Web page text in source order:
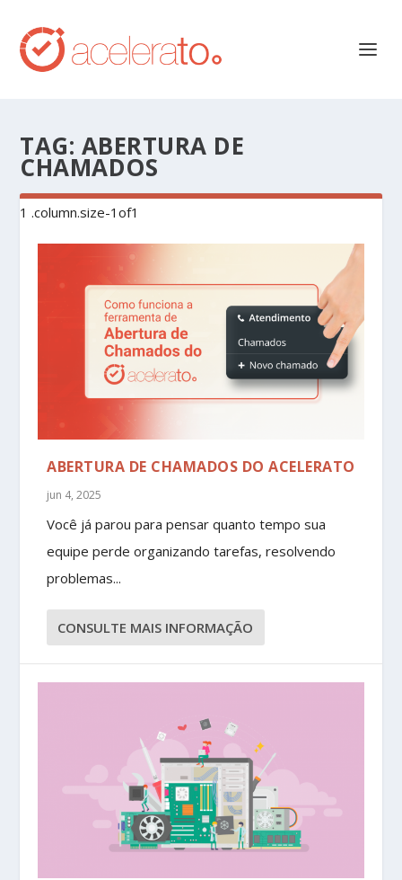
TAG: ABERTURA DE
CHAMADOS
ABERTURA DE CHAMADOS DO ACELERATO
jun 4, 2025
Você já parou para pensar quanto tempo sua
equipe perde organizando tarefas, resolvendo
problemas...
CONSULTE MAIS INFORMAÇÃO